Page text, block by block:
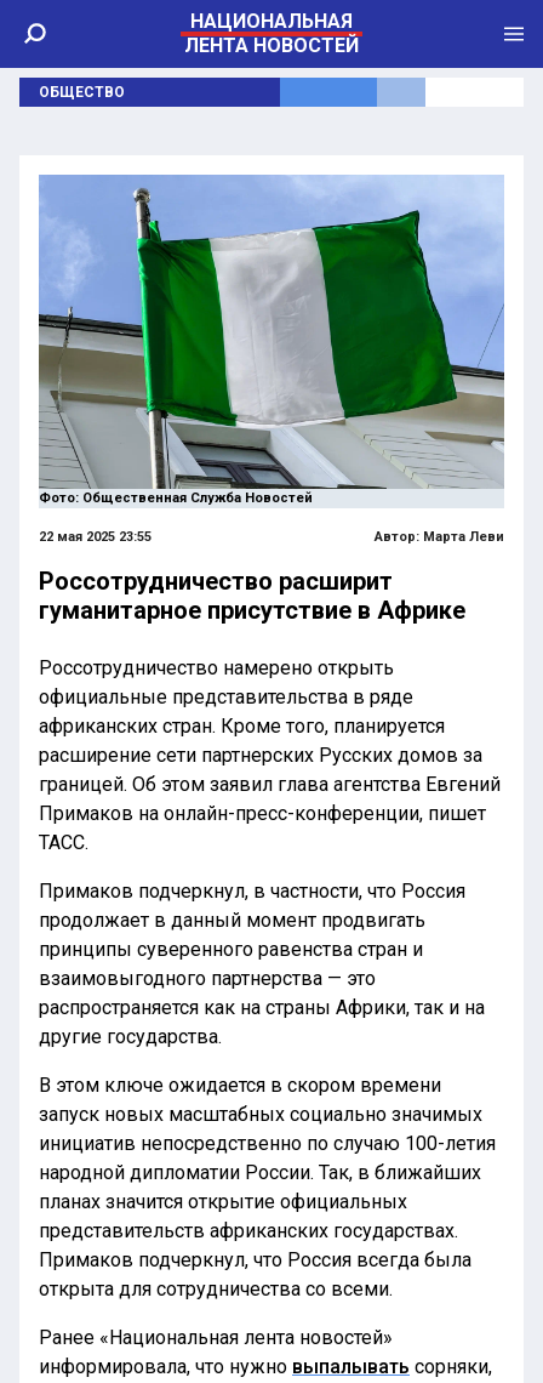
НАЦИОНАЛЬНАЯ
ЛЕНТА НОВОСТЕЙ
ОБЩЕСТВО
Фото: Общественная Служба Новостей
22 мая 2025 23:55 Автор: Марта Леви
Россотрудничество расширит
гуманитарное присутствие в Африке
Россотрудничество намерено открыть
официальные представительства в ряде
африканских стран. Кроме того, планируется
расширение сети партнерских Русских домов за
границей. Об этом заявил глава агентства Евгений
Примаков на онлайн-пресс-конференции, пишет
ТАСС.
Примаков подчеркнул, в частности, что Россия
продолжает в данный момент продвигать
принципы суверенного равенства стран и
взаимовыгодного партнерства — это
распространяется как на страны Африки, так и на
другие государства.
В этом ключе ожидается в скором времени
запуск новых масштабных социально значимых
инициатив непосредственно по случаю 100-летия
народной дипломатии России. Так, в ближайших
планах значится открытие официальных
представительств африканских государствах.
Примаков подчеркнул, что Россия всегда была
открыта для сотрудничества со всеми.
Ранее «Национальная лента новостей»
информировала, что нужно выпалывать сорняки,